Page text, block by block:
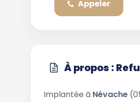
Appeler
À propos :
Implantée à Névache